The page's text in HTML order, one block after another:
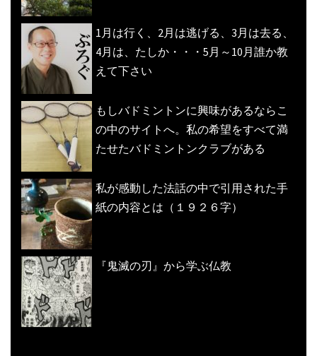
1月は行く、2月は逃げる、3月は去る、
4月は、たしか・・・5月～10月誰か教
えて下さい
もしバドミントンに興味があるならこ
の中のサイトへ。私の希望をすべて満
たせたバドミントンクラブがある
私が感動した法話の中で引用された手
紙の内容とは（１９２６字）
『鬼滅の刃』から学ぶ仏教